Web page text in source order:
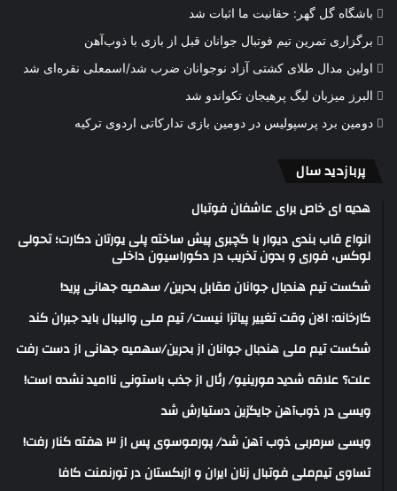
باشگاه گل گهر: حقانیت ما اثبات شد
برگزاری تمرین تیم فوتبال جوانان قبل از بازی با ذوب‌آهن
اولین مدال طلای کشتی آزاد نوجوانان ضرب شد/اسمعلی نقره‌ای شد
البرز میزبان لیگ پرهیجان تکواندو شد
دومین برد پرسپولیس در دومین بازی تدارکاتی اردوی ترکیه
پربازدید سال
هدیه ای خاص برای عاشفان فوتبال
انواع قاب بندی دیوار با گچبری پیش ساخته پلی یورتان دکارت؛ تحولی
لوکس، فوری و بدون تخریب در دکوراسیون داخلی
شکست تیم هندبال جوانان مقابل بحرین/ سهمیه جهانی پرید!
کارخانه: الان وقت تغییر پیاتزا نیست/ تیم ملی والیبال باید جبران کند
شکست تیم ملی هندبال جوانان از بحرین/سهمیه جهانی از دست رفت
علت؟ علاقه شدید مورینیو/ رئال از جذب باستونی ناامید نشده است!
ویسی در ذوب‌آهن جایگزین دستیارش شد
ویسی سرمربی ذوب آهن شد/ پورموسوی پس از ۳ هفته کنار رفت!
تساوی تیم‌ملی فوتبال زنان ایران و ازبکستان در تورنمنت کافا